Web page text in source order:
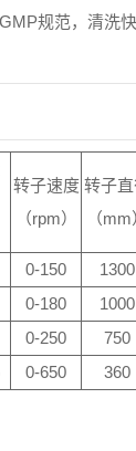
规范，清洗
转子速度
（rpm）
转子
（mm
0-150 1300
0-180 1000
0-250 750
0-650 360